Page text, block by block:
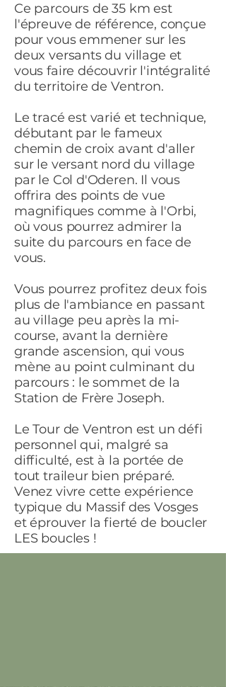
Ce parcours de 35 km est
l'épreuve de référence, conçue
pour vous emmener sur les
deux versants du village et
vous faire découvrir l'intégralité
du territoire de Ventron.
Le tracé est varié et technique,
débutant par le fameux
chemin de croix avant d'aller
sur le versant nord du village
par le Col d'Oderen. Il vous
offrira des points de vue
magnifiques comme à l'Orbi,
où vous pourrez admirer la
suite du parcours en face de
vous.
Vous pourrez profitez deux fois
plus de l'ambiance en passant
au village peu après la mi-
course, avant la dernière
grande ascension, qui vous
mène au point culminant du
parcours : le sommet de la
Station de Frère Joseph.
Le Tour de Ventron est un défi
personnel qui, malgré sa
difficulté, est à la portée de
tout traileur bien préparé.
Venez vivre cette expérience
typique du Massif des Vosges
et éprouver la fierté de boucler
LES boucles !